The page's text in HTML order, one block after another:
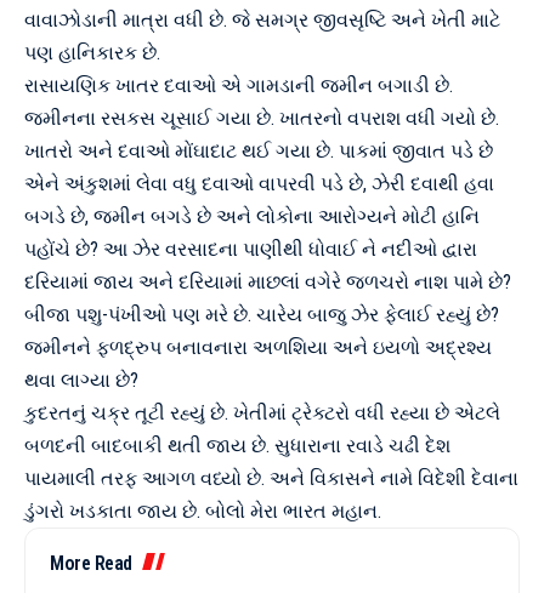
વાવાઝોડાની માત્રા વધી છે. જે સમગ્ર જીવસૃષ્ટિ અને ખેતી માટે
પણ હાનિકારક છે.
રાસાયણિક ખાતર દવાઓ એ ગામડાની જમીન બગાડી છે.
જમીનના રસકસ ચૂસાઈ ગયા છે. ખાતરનો વપરાશ વધી ગયો છે.
ખાતરો અને દવાઓ મોંઘાદાટ થઈ ગયા છે. પાકમાં જીવાત પડે છે
એને અંકુશમાં લેવા વધુ દવાઓ વાપરવી પડે છે, ઝેરી દવાથી હવા
બગડે છે, જમીન બગડે છે અને લોકોના આરોગ્યને મોટી હાનિ
પહોંચે છે? આ ઝેર વરસાદના પાણીથી ધોવાઈ ને નદીઓ દ્વારા
દરિયામાં જાય અને દરિયામાં માછલાં વગેરે જળચરો નાશ પામે છે?
બીજા પશુ-પંખીઓ પણ મરે છે. ચારેય બાજુ ઝેર ફેલાઈ રહ્યું છે?
જમીનને ફળદ્રુપ બનાવનારા અળશિયા અને ઇયળો અદ્રશ્ય
થવા લાગ્યા છે?
કુદરતનું ચક્ર તૂટી રહ્યું છે. ખેતીમાં ટ્રેક્ટરો વધી રહ્યા છે એટલે
બળદની બાદબાકી થતી જાય છે. સુધારાના રવાડે ચઢી દેશ
પાયમાલી તરફ આગળ વધ્યો છે. અને વિકાસને નામે વિદેશી દેવાના
ડુંગરો ખડકાતા જાય છે. બોલો મેરા ભારત મહાન.
More Read